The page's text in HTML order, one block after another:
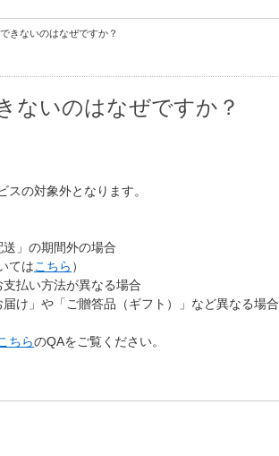
きないのはなぜですか？
ないのはなぜですか？
の対象外となります。
」の期間外の場合
てはこちら ）
払い方法が異なる場合
け」や「ご贈答品（ギフト）」など異なる場合
ちらのQAをご覧ください。